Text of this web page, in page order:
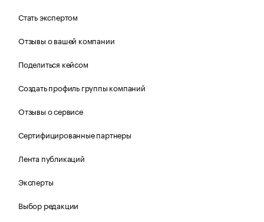
Стать экспертом
Отзывы о вашей компании
Поделиться кейсом
Создать профиль группы компаний
Отзывы о сервисе
Сертифицированные партнеры
Лента публикаций
Эксперты
Выбор редакции